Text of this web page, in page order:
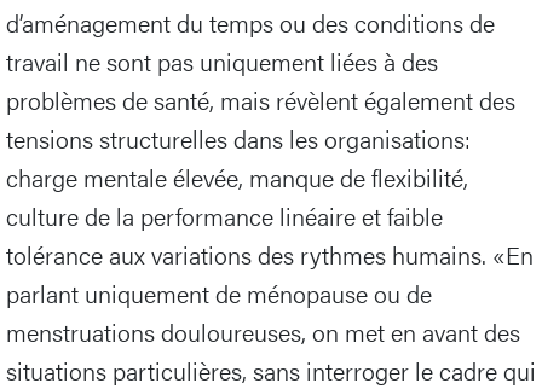
d’aménagement du temps ou des conditions de
travail ne sont pas uniquement liées à des
problèmes de santé, mais révèlent également des
tensions structurelles dans les organisations:
charge mentale élevée, manque de flexibilité,
culture de la performance linéaire et faible
tolérance aux variations des rythmes humains. «En
parlant uniquement de ménopause ou de
menstruations douloureuses, on met en avant des
situations particulières, sans interroger le cadre qui